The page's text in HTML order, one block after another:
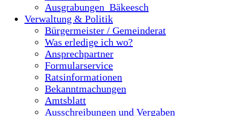
Ausgrabungen_Bäkeesch
Verwaltung & Politik
Bürgermeister / Gemeinderat
Was erledige ich wo?
Ansprechpartner
Formularservice
Ratsinformationen
Bekanntmachungen
Amtsblatt
Ausschreibungen und Vergaben